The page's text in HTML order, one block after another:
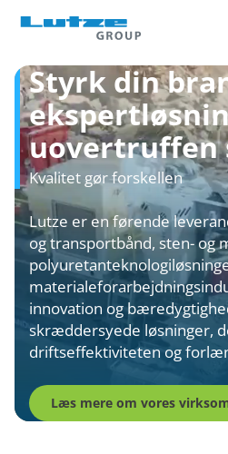
Styrk din
uovertruffen
Kvalitet gør forskellen
Lutze er en førende
og transportbånd, sten- og
innovation og
skræddersyede løsninger,
driftseffektiviteten og
Læs mere om vores